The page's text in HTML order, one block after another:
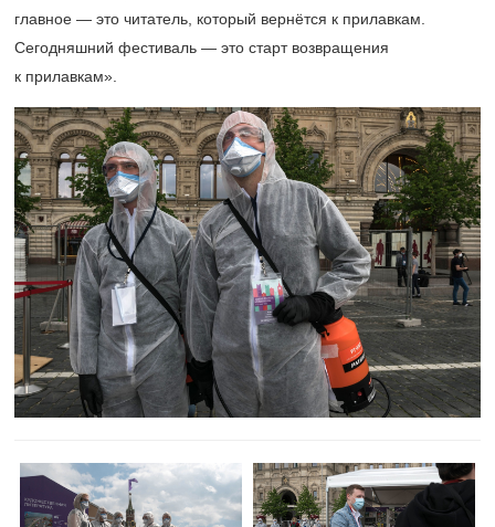
главное — это читатель, который вернётся к прилавкам.
Сегодняшний фестиваль — это старт возвращения
к прилавкам».